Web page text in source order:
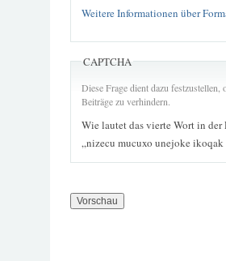
Weitere Informationen über
CAPTCHA
Diese Frage dient dazu
Beiträge zu verhindern.
Wie lautet das vierte Wort in der
„nizecu mucuxo unejoke